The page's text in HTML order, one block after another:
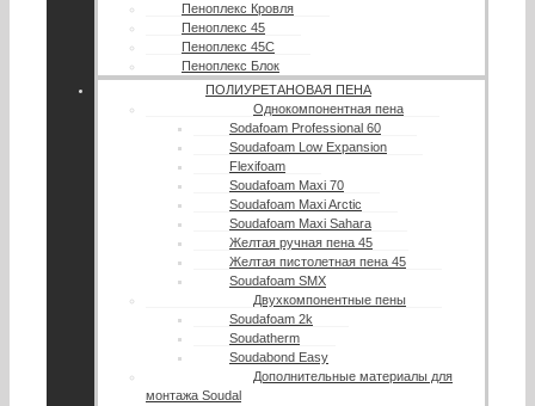
Пеноплекс Кровля
Пеноплекс 45
Пеноплекс 45С
Пеноплекс Блок
ПОЛИУРЕТАНОВАЯ ПЕНА
Однокомпонентная пена
Sodafoam Professional 60
Soudafoam Low Expansion
Flexifoam
Soudafoam Maxi 70
Soudafoam Maxi Arctic
Soudafoam Maxi Sahara
Желтая ручная пена 45
Желтая пистолетная пена 45
Soudafoam SMX
Двухкомпонентные пены
Soudafoam 2k
Soudatherm
Soudabond Easy
Дополнительные материалы для
монтажа Soudal